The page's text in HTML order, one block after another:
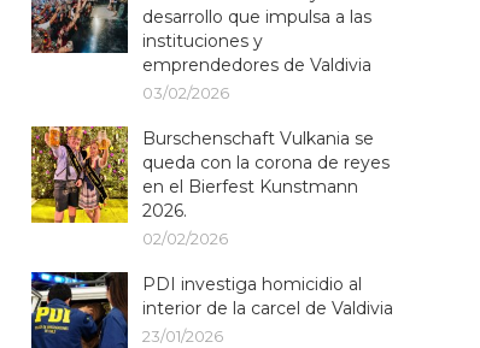
desarrollo que impulsa a las
instituciones y
emprendedores de Valdivia
03/02/2026
Burschenschaft Vulkania se
queda con la corona de reyes
en el Bierfest Kunstmann
2026.
02/02/2026
PDI investiga homicidio al
interior de la carcel de Valdivia
23/01/2026